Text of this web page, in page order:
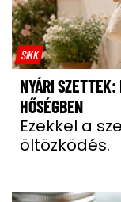
SIKK
NYÁRI SZETTEK:
HŐSÉGBEN
Ezekkel a
öltözködés.